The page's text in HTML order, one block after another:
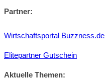
Partner:
Wirtschaftsportal Buzzness.de
Elitepartner Gutschein
Aktuelle Themen: